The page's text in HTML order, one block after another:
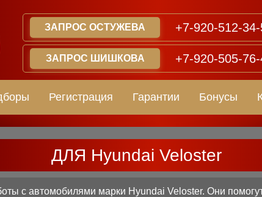
ЗАПРОС ОСТУЖЕВА +7-920-512-34-
ЗАПРОС ШИШКОВА +7-920-505-
Регистрация Гарантии Бонусы
ДЛЯ Hyundai Veloster
с автомобилями марки Hyundai Veloster. Они